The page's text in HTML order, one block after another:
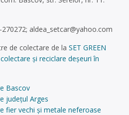
aldea_setcar@yahoo.com
de colectare de la SET GREEN
și reciclare deșeuri în
Bascov
județul Arges
fier vechi și metale neferoase